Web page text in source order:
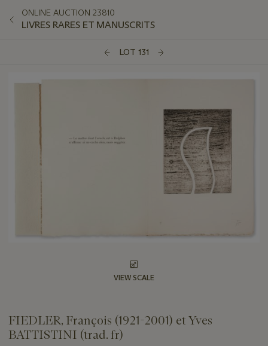
ONLINE AUCTION 23810
LIVRES RARES ET MANUSCRITS
LOT 131
VIEW SCALE
FIEDLER, François (1921-2001) et Yves
BATTISTINI (trad. fr)